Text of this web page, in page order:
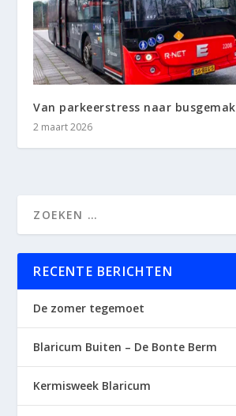
Van parkeerstress naar busgemak
2 maart 2026
RECENTE BERICHTEN
De zomer tegemoet
Blaricum Buiten – De Bonte Berm
Kermisweek Blaricum